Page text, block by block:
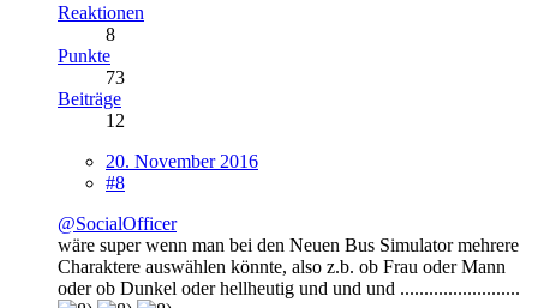
Reaktionen
8
Punkte
73
Beiträge
12
20. November 2016
#8
@SocialOfficer
wäre super wenn man bei den Neuen Bus Simulator mehrere
Charaktere auswählen könnte, also z.b. ob Frau oder Mann
oder ob Dunkel oder hellheutig und und und .........................